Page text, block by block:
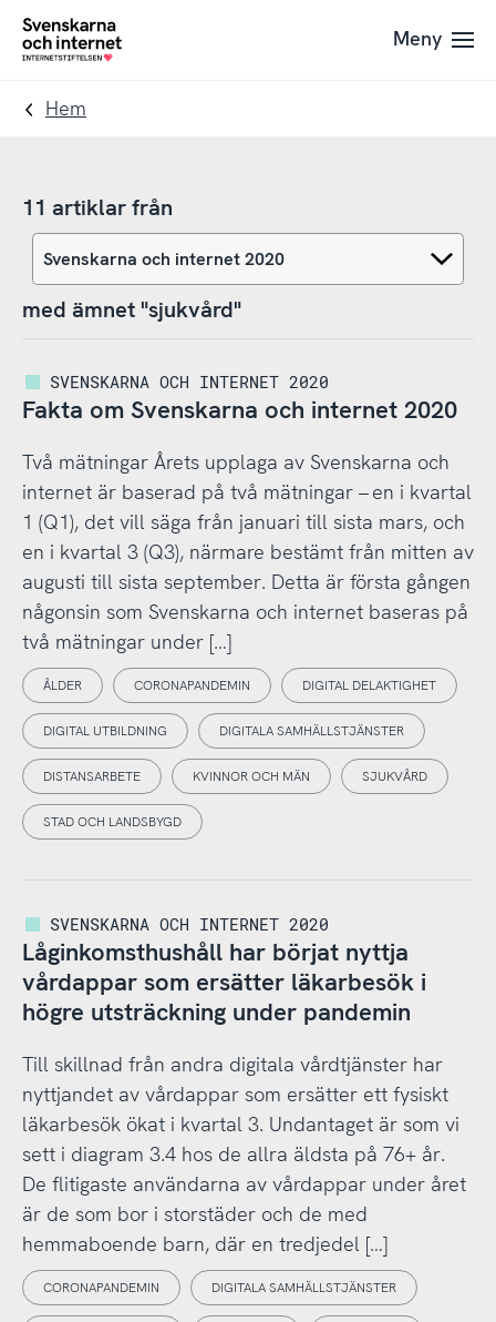
Till
navigation
Till
innehåll
To
Meny
Hem
11 artiklar från
med ämnet "sjukvård"
SVENSKARNA OCH INTERNET 2020
Fakta om Svenskarna och internet 2020
Två mätningar Årets upplaga av Svenskarna och
internet är baserad på två mätningar – en i kvartal
1 (Q1), det vill säga från januari till sista mars, och
en i kvartal 3 (Q3), närmare bestämt från mitten av
augusti till sista september. Detta är första gången
någonsin som Svenskarna och internet baseras på
två mätningar under […]
ÅLDER CORONAPANDEMIN DIGITAL DELAKTIGHET
DIGITAL UTBILDNING DIGITALA SAMHÄLLSTJÄNSTER
DISTANSARBETE KVINNOR OCH MÄN SJUKVÅRD
STAD OCH LANDSBYGD
SVENSKARNA OCH INTERNET 2020
Låginkomsthushåll har börjat nyttja
vårdappar som ersätter läkarbesök i
högre utsträckning under pandemin
Till skillnad från andra digitala vårdtjänster har
nyttjandet av vårdappar som ersätter ett fysiskt
läkarbesök ökat i kvartal 3. Undantaget är som vi
sett i diagram 3.4 hos de allra äldsta på 76+ år.
De flitigaste användarna av vårdappar under året
är de som bor i storstäder och de med
hemmaboende barn, där en tredjedel […]
CORONAPANDEMIN DIGITALA SAMHÄLLSTJÄNSTER